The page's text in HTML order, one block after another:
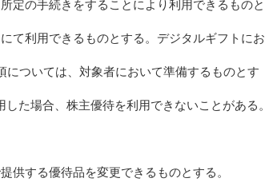
定の手続きをすることにより利用できるものと
て利用できるものとする。デジタルギフトにお
ついては、対象者において準備するものとす
た場合、株主優待を利用できないことがある。
する優待品を変更できるものとする。